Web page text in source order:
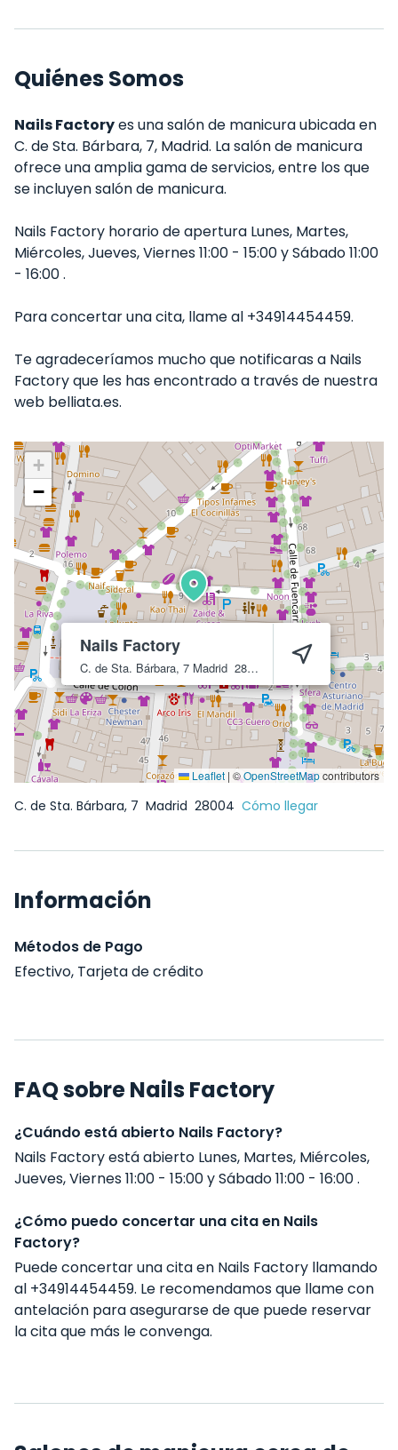
Quiénes Somos
Nails Factoryes una salón de manicura ubicada en
C. de Sta. Bárbara, 7, Madrid. La salón de manicura
ofrece una amplia gama de servicios, entre los que
se incluyen salón de manicura.
Nails Factory horario de apertura Lunes, Martes,
Miércoles, Jueves, Viernes 11:00 - 15:00 y Sábado 11:00
- 16:00 .
Para concertar una cita, llame al +34914454459.
Te agradeceríamos mucho que notificaras a Nails
Factory que les has encontrado a través de nuestra
web belliata.es.
Nails Factory
C. de Sta. Bárbara, 7 Madrid 28004
+
−
Leaflet | ©OpenStreetMapcontributors
C. de Sta. Bárbara, 7 Madrid 28004 Cómo llegar
Información
Métodos de Pago
Efectivo, Tarjeta de crédito
FAQ sobre Nails Factory
¿Cuándo está abierto Nails Factory?
Nails Factory está abierto Lunes, Martes, Miércoles,
Jueves, Viernes 11:00 - 15:00 y Sábado 11:00 - 16:00 .
¿Cómo puedo concertar una cita en Nails
Factory?
Puede concertar una cita en Nails Factory llamando
al +34914454459. Le recomendamos que llame con
antelación para asegurarse de que puede reservar
la cita que más le convenga.